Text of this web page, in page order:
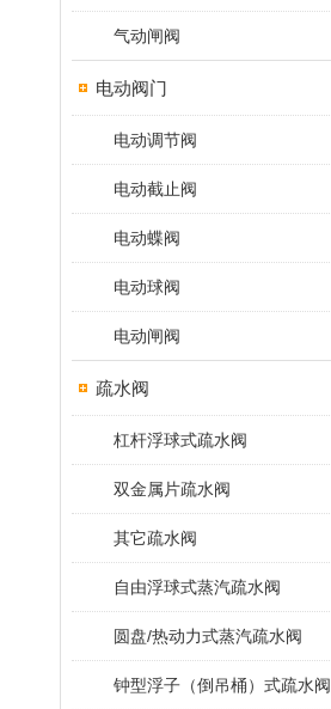
气动闸阀
电动阀门
电动调节阀
电动截止阀
电动蝶阀
电动球阀
电动闸阀
疏水阀
杠杆浮球式疏水阀
双金属片疏水阀
其它疏水阀
自由浮球式蒸汽疏水阀
圆盘/热动力式蒸汽疏水阀
钟型浮子（倒吊桶）式疏水阀